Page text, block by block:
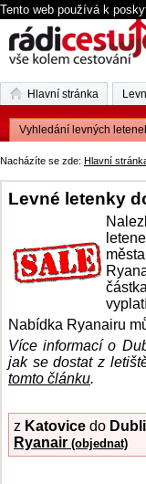
Tento web používá k
Nacházíte se zde: Hlavní
Levné letenky
Nabídka Ryanairu
Více informací o
jak se dostat z
tomto článku.
z Katovice do
Ryanair (objednat)
Hlavní stránka
Vyhledání levných